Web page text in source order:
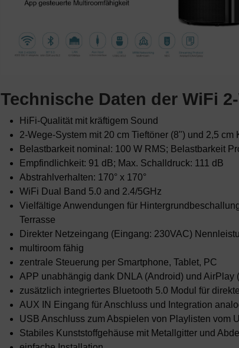
Technische Daten der WiFi
HiFi-Qualität mit kräftigem Sound
2-Wege-System mit 20 cm Tieftöner (8") und 2,5
Belastbarkeit nominal: 100 W RMS; Belastbarkeit
Empfindlichkeit: 91 dB; Max. Schalldruck: 111 dB
Abstrahlverhalten: 170° x 170°
WiFi Dual Band 5.0 and 2.4/5GHz
Vielfältige Anwendungen für
Terrasse
Direkter Netzeingang (Eingang: 230VAC)
multiroom fähig
zentrale Steuerung per Smartphone, Tablet, PC
APP unabhängig dank DNLA (Android) und AirPlay
zusätzlich integriertes Bluetooth 5.0 Modul für
AUX IN Eingang für Anschluss und Integration
USB Anschluss zum Abspielen von Playlisten vom
Stabiles Kunststoffgehäuse mit Metallgitter und